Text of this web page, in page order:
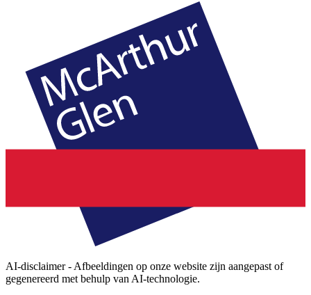
AI-disclaimer - Afbeeldingen op onze website zijn aangepast of
gegenereerd met behulp van AI-technologie.